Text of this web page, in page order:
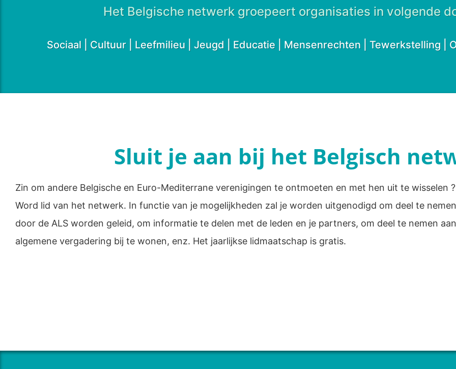
Het Belgische netwerk groepeert organisaties in volgende
Sociaal | Cultuur | Leefmilieu | Jeugd | Educatie | Mensenrechten | Tewerkstelling |
Sluit je aan bij het Belgisch
Zin om andere Belgische en Euro-Mediterrane verenigingen te ontmoeten en met hen uit te wisselen
Word lid van het netwerk. In functie van je mogelijkheden zal je worden uitgenodigd om deel te
door de ALS worden geleid, om informatie te delen met de leden en je partners, om deel te nemen
algemene vergadering bij te wonen, enz. Het jaarlijkse lidmaatschap is gratis.